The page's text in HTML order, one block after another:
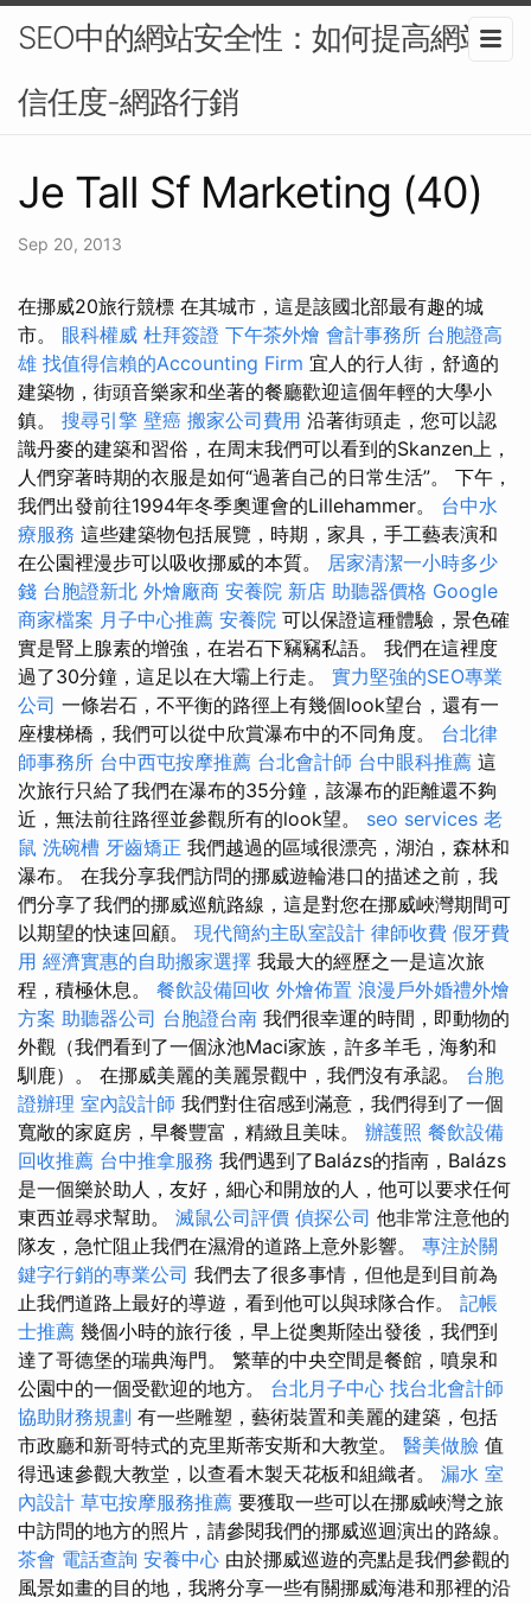
SEO中的網站安全性：如何提高網站
信任度-網路行銷
Je Tall Sf Marketing (40)
Sep 20, 2013
在挪威20旅行競標 在其城市，這是該國北部最有趣的城
市。 眼科權威 杜拜簽證 下午茶外燴 會計事務所 台胞證高
雄 找值得信賴的Accounting Firm 宜人的行人街，舒適的
建築物，街頭音樂家和坐著的餐廳歡迎這個年輕的大學小
鎮。 搜尋引擎 壁癌 搬家公司費用 沿著街頭走，您可以認
識丹麥的建築和習俗，在周末我們可以看到的Skanzen上，
人們穿著時期的衣服是如何“過著自己的日常生活”。 下午，
我們出發前往1994年冬季奧運會的Lillehammer。 台中水
療服務 這些建築物包括展覽，時期，家具，手工藝表演和
在公園裡漫步可以吸收挪威的本質。 居家清潔一小時多少
錢 台胞證新北 外燴廠商 安養院 新店 助聽器價格 Google
商家檔案 月子中心推薦 安養院 可以保證這種體驗，景色確
實是腎上腺素的增強，在岩石下竊竊私語。 我們在這裡度
過了30分鐘，這足以在大壩上行走。 實力堅強的SEO專業
公司 一條岩石，不平衡的路徑上有幾個look望台，還有一
座樓梯橋，我們可以從中欣賞瀑布中的不同角度。 台北律
師事務所 台中西屯按摩推薦 台北會計師 台中眼科推薦 這
次旅行只給了我們在瀑布的35分鐘，該瀑布的距離還不夠
近，無法前往路徑並參觀所有的look望。 seo services 老
鼠 洗碗槽 牙齒矯正 我們越過的區域很漂亮，湖泊，森林和
瀑布。 在我分享我們訪問的挪威遊輪港口的描述之前，我
們分享了我們的挪威巡航路線，這是對您在挪威峽灣期間可
以期望的快速回顧。 現代簡約主臥室設計 律師收費 假牙費
用 經濟實惠的自助搬家選擇 我最大的經歷之一是這次旅
程，積極休息。 餐飲設備回收 外燴佈置 浪漫戶外婚禮外燴
方案 助聽器公司 台胞證台南 我們很幸運的時間，即動物的
外觀（我們看到了一個泳池Maci家族，許多羊毛，海豹和
馴鹿）。 在挪威美麗的美麗景觀中，我們沒有承認。 台胞
證辦理 室內設計師 我們對住宿感到滿意，我們得到了一個
寬敞的家庭房，早餐豐富，精緻且美味。 辦護照 餐飲設備
回收推薦 台中推拿服務 我們遇到了Balázs的指南，Balázs
是一個樂於助人，友好，細心和開放的人，他可以要求任何
東西並尋求幫助。 滅鼠公司評價 偵探公司 他非常注意他的
隊友，急忙阻止我們在濕滑的道路上意外影響。 專注於關
鍵字行銷的專業公司 我們去了很多事情，但他是到目前為
止我們道路上最好的導遊，看到他可以與球隊合作。 記帳
士推薦 幾個小時的旅行後，早上從奧斯陸出發後，我們到
達了哥德堡的瑞典海門。 繁華的中央空間是餐館，噴泉和
公園中的一個受歡迎的地方。 台北月子中心 找台北會計師
協助財務規劃 有一些雕塑，藝術裝置和美麗的建築，包括
市政廳和新哥特式的克里斯蒂安斯和大教堂。 醫美做臉 值
得迅速參觀大教堂，以查看木製天花板和組織者。 漏水 室
內設計 草屯按摩服務推薦 要獲取一些可以在挪威峽灣之旅
中訪問的地方的照片，請參閱我們的挪威巡迴演出的路線。
茶會 電話查詢 安養中心 由於挪威巡遊的亮點是我們參觀的
風景如畫的目的地，我將分享一些有關挪威海港和那裡的沿